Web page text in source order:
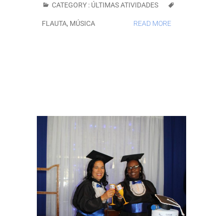
CATEGORY : ÚLTIMAS ATIVIDADES
FLAUTA, MÚSICA READ MORE